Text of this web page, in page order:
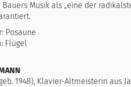
Musik als „eine der
Posaune
Flügel
1948), Klavier-Altmeisterin aus